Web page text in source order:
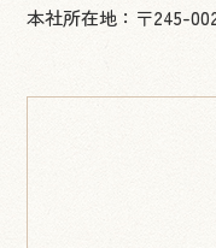
本社所在地：〒245-